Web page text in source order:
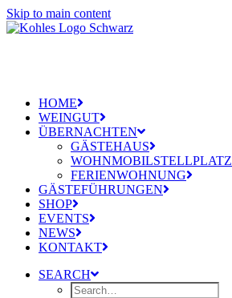
Skip to main content
HOME
WEINGUT
ÜBERNACHTEN
GÄSTEHAUS
WOHNMOBILSTELLPLATZ
FERIENWOHNUNG
GÄSTEFÜHRUNGEN
SHOP
EVENTS
NEWS
KONTAKT
SEARCH